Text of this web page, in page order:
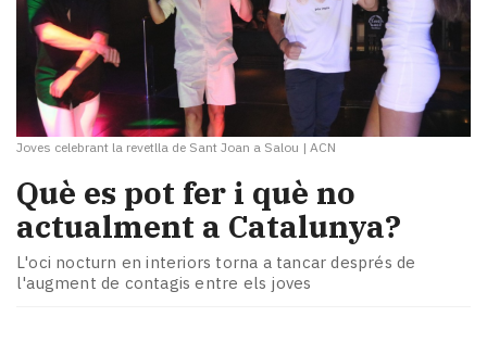
Joves celebrant la revetlla de Sant Joan a Salou | ACN
Què es pot fer i què no
actualment a Catalunya?
L'oci nocturn en interiors torna a tancar després de
l'augment de contagis entre els joves